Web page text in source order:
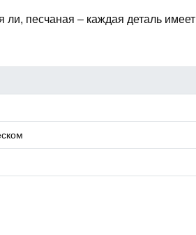
ли, песчаная – каждая деталь имеет